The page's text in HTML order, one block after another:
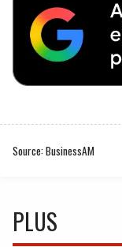
Source: BusinessAM
PLUS